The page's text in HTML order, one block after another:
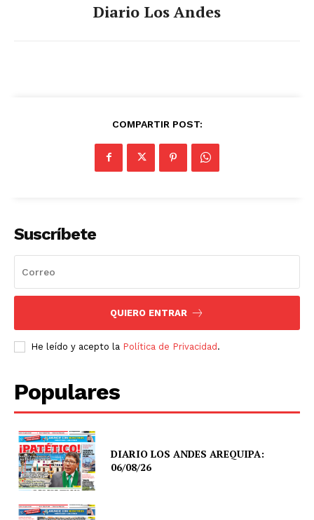
Diario Los Andes
COMPARTIR POST:
Suscríbete
QUIERO ENTRAR
He leído y acepto la Política de Privacidad.
Populares
DIARIO LOS ANDES AREQUIPA:
06/08/26